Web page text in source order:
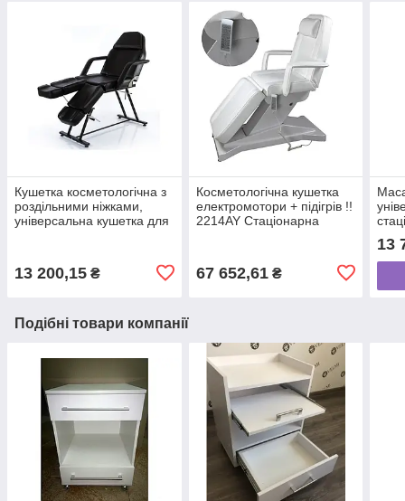
Кушетка косметологічна з
роздільними ніжками,
універсальна кушетка для
13 200,15 ₴
Косметологічна кушетка
електромотори + підігрів !!
2214AY Стаціонарна
67 652,61₴
13
Подібні товари компанії